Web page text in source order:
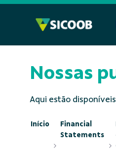
Nossas
Aqui estão
Início
Financial
Statements